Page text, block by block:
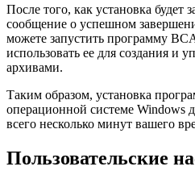
После того, как установка будет
сообщение о успешном
можете запустить программу
использовать ее для создания и
архивами.
Таким образом, установка
операционной системе Windows
всего несколько минут вашего
Пользовательские